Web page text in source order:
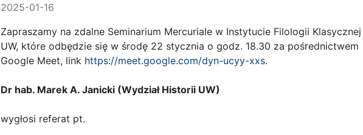
2025-01-16
Zapraszamy na zdalne Seminarium Mercuriale w Instytucie Filologii Klasycznej
UW, które odbędzie się w środę 22 stycznia o godz. 18.30 za pośrednictwem
Google Meet, link https://meet.google.com/dyn-ucyy-xxs.
Dr hab. Marek A. Janicki (Wydział Historii UW)
wygłosi referat pt.